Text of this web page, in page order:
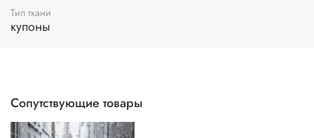
Тип ткани
купоны
Сопутствующие товары